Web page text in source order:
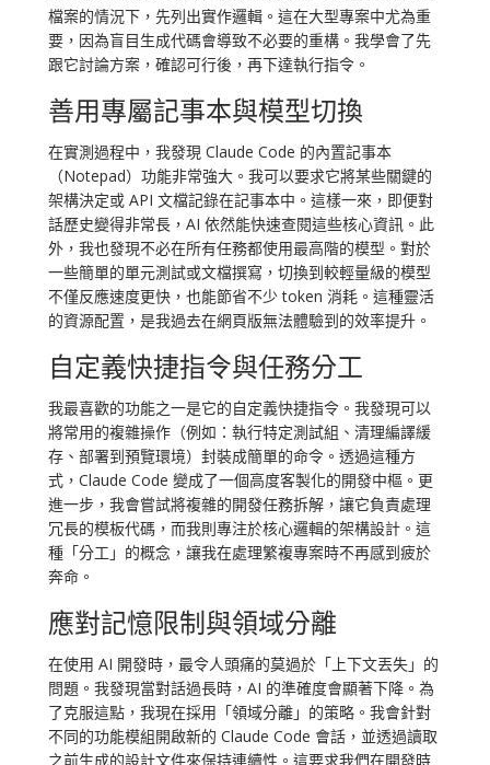
檔案的情況下，先列出實作邏輯。這在大型專案中尤為重
要，因為盲目生成代碼會導致不必要的重構。我學會了先
跟它討論方案，確認可行後，再下達執行指令。
善用專屬記事本與模型切換
在實測過程中，我發現 Claude Code 的內置記事本
（Notepad）功能非常強大。我可以要求它將某些關鍵的
架構決定或 API 文檔記錄在記事本中。這樣一來，即便對
話歷史變得非常長，AI 依然能快速查閱這些核心資訊。此
外，我也發現不必在所有任務都使用最高階的模型。對於
一些簡單的單元測試或文檔撰寫，切換到較輕量級的模型
不僅反應速度更快，也能節省不少 token 消耗。這種靈活
的資源配置，是我過去在網頁版無法體驗到的效率提升。
自定義快捷指令與任務分工
我最喜歡的功能之一是它的自定義快捷指令。我發現可以
將常用的複雜操作（例如：執行特定測試組、清理編譯緩
存、部署到預覽環境）封裝成簡單的命令。透過這種方
式，Claude Code 變成了一個高度客製化的開發中樞。更
進一步，我會嘗試將複雜的開發任務拆解，讓它負責處理
冗長的模板代碼，而我則專注於核心邏輯的架構設計。這
種「分工」的概念，讓我在處理繁複專案時不再感到疲於
奔命。
應對記憶限制與領域分離
在使用 AI 開發時，最令人頭痛的莫過於「上下文丟失」的
問題。我發現當對話過長時，AI 的準確度會顯著下降。為
了克服這點，我現在採用「領域分離」的策略。我會針對
不同的功能模組開啟新的 Claude Code 會話，並透過讀取
之前生成的設計文件來保持連續性。這要求我們在開發時